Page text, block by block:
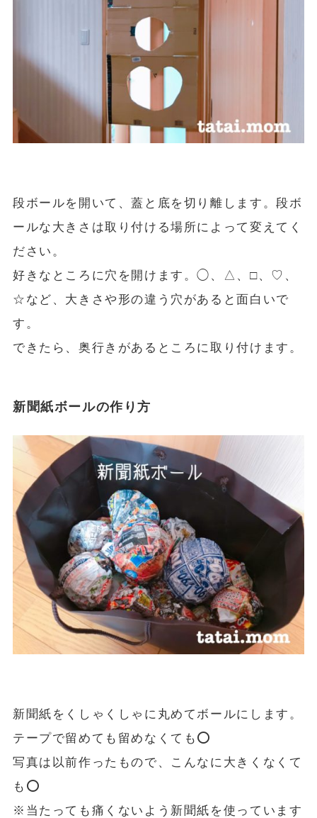
段ボールを開いて、蓋と底を切り離します。段ボ
ールな大きさは取り付ける場所によって変えてく
ださい。
好きなところに穴を開けます。◯、△、□、♡、
☆など、大きさや形の違う穴があると面白いで
す。
できたら、奥行きがあるところに取り付けます。
新聞紙ボールの作り方
新聞紙をくしゃくしゃに丸めてボールにします。
テープで留めても留めなくても⭕️
写真は以前作ったもので、こんなに大きくなくて
も⭕️
※当たっても痛くないよう新聞紙を使っています